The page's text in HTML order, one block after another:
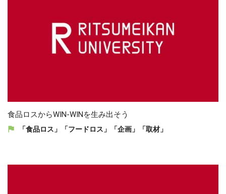
食品ロスからWIN-WINを生み出そう
「食品ロス」「フードロス」「企画」「取材」